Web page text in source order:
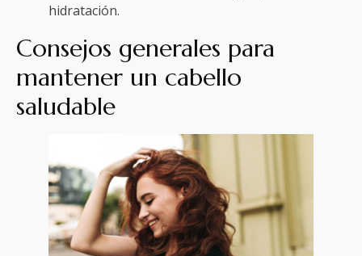
hidratación.
Consejos generales para
mantener un cabello
saludable